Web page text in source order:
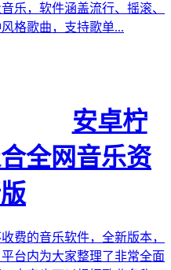
乐，软件涵盖流行、摇滚、
格歌曲，支持歌单...
安卓柠
全网音乐资
费的音乐软件，全新版本，
台内为大家整理了非常全面